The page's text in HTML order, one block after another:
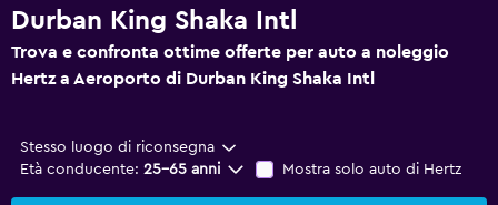
Durban King Shaka Intl
Trova e confronta ottime offerte per auto a noleggio
Hertz a Aeroporto di Durban King Shaka Intl
Stesso luogo di riconsegna
Età conducente: 25-65 anni Mostra solo auto di Hertz